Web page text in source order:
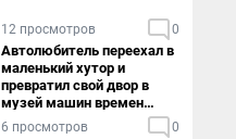
12 просмотров 0
Автолюбитель переехал в
маленький хутор и
превратил свой двор в
музей машин времен
СССР. Видео
6 просмотров 0